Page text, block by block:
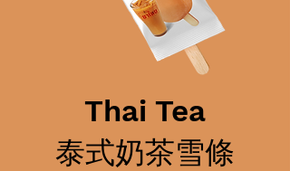
Thai Tea
泰式奶茶雪條